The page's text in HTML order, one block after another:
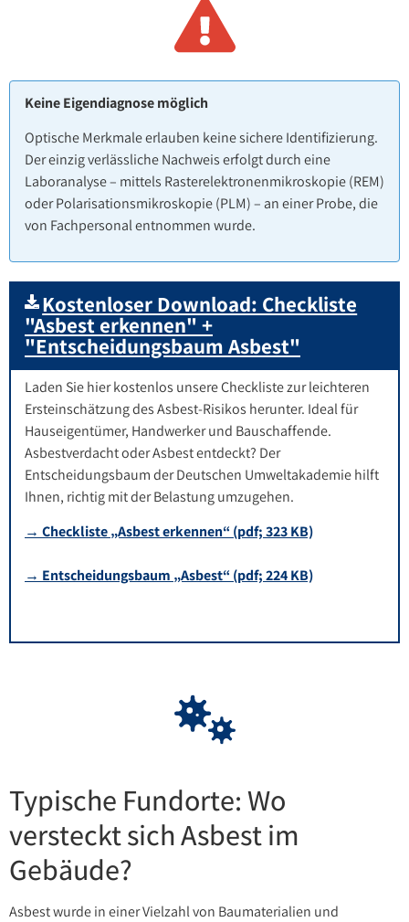
Keine Eigendiagnose möglich
Optische Merkmale erlauben keine sichere Identifizierung.
Der einzig verlässliche Nachweis erfolgt durch eine
Laboranalyse – mittels Rasterelektronenmikroskopie (REM)
oder Polarisationsmikroskopie (PLM) – an einer Probe, die
von Fachpersonal entnommen wurde.
Kostenloser Download: Checkliste
"Asbest erkennen" +
"Entscheidungsbaum Asbest"
Laden Sie hier kostenlos unsere Checkliste zur leichteren
Ersteinschätzung des Asbest-Risikos herunter. Ideal für
Hauseigentümer, Handwerker und Bauschaffende.
Asbestverdacht oder Asbest entdeckt? Der
Entscheidungsbaum der Deutschen Umweltakademie hilft
Ihnen, richtig mit der Belastung umzugehen.
→ Checkliste „Asbest erkennen“ (pdf; 323 KB)
→ Entscheidungsbaum „Asbest“ (pdf; 224 KB)
Typische Fundorte: Wo
versteckt sich Asbest im
Gebäude?
Asbest wurde in einer Vielzahl von Baumaterialien und